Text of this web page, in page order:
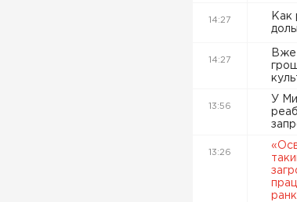
14:27
Как
14:27
Вже
13:56
У
13:26